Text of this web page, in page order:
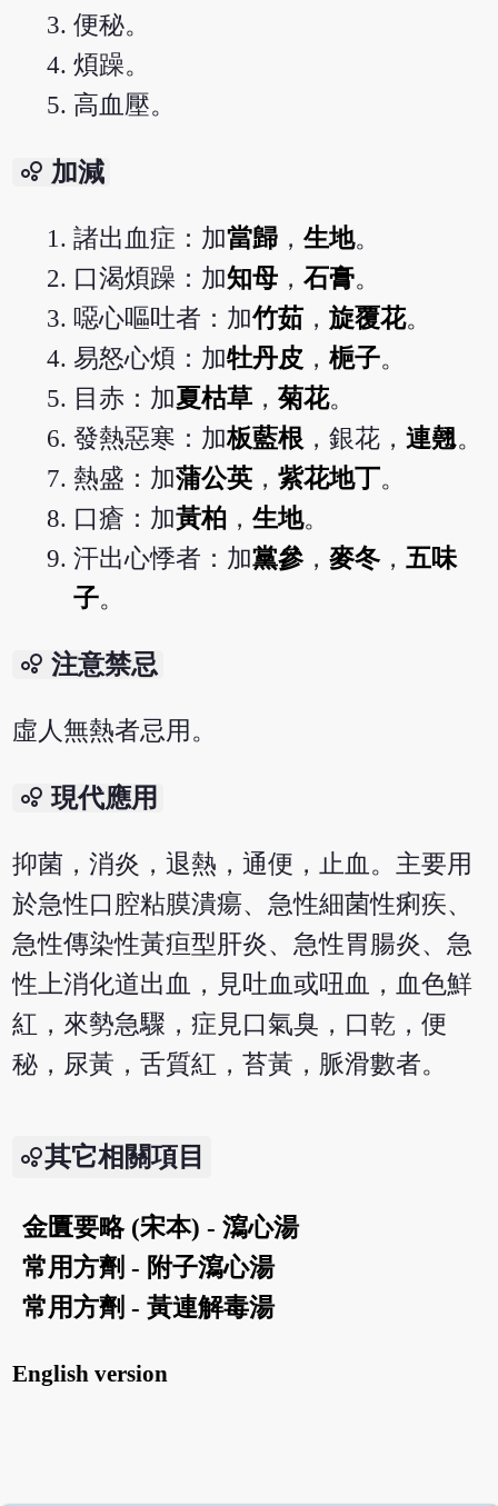
便秘。
煩躁。
高血壓。
bubble_chart 加減
諸出血症：加當歸 ，生地。
口渴煩躁：加知母 ，石膏。
噁心嘔吐者：加竹茹 ，旋覆花。
易怒心煩：加牡丹皮 ，梔子。
目赤：加夏枯草 ，菊花。
發熱惡寒：加板藍根 ，銀花，連翹。
熱盛：加蒲公英 ，紫花地丁。
口瘡：加黃柏 ，生地。
汗出心悸者：加黨參 ，麥冬，五味
子。
bubble_chart 注意禁忌
虛人無熱者忌用。
bubble_chart 現代應用
抑菌，消炎，退熱，通便，止血。主要用
於急性口腔粘膜潰瘍、急性細菌性痢疾、
急性傳染性黃疸型肝炎、急性胃腸炎、急
性上消化道出血，見吐血或吜血，血色鮮
紅，來勢急驟，症見口氣臭，口乾，便
秘，尿黃，舌質紅，苔黃，脈滑數者。
其它相關項目
金匱要略 (宋本) - 瀉心湯
常用方劑 - 附子瀉心湯
常用方劑 - 黃連解毒湯
English version